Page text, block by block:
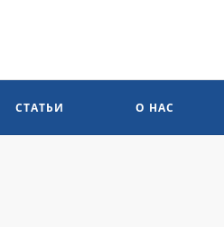
СТАТЬИ О НАС